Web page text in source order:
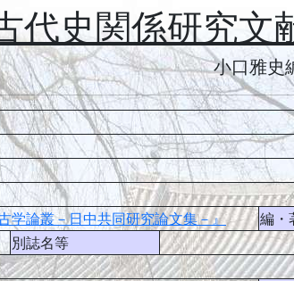
代史関係研究文
小口雅史
学論叢－日中共同研究論文集－』 編・
別誌名等